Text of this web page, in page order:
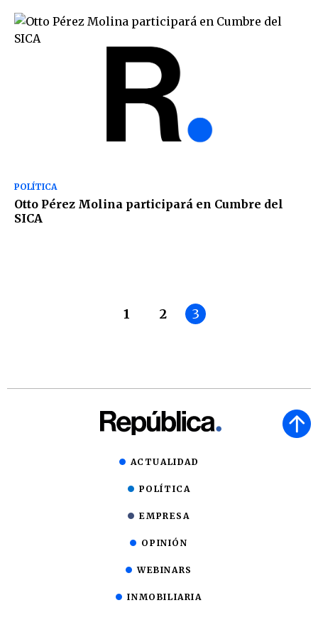
POLÍTICA
Otto Pérez Molina participará en Cumbre del
SICA
1 2 3
ACTUALIDAD
POLÍTICA
EMPRESA
OPINIÓN
WEBINARS
INMOBILIARIA